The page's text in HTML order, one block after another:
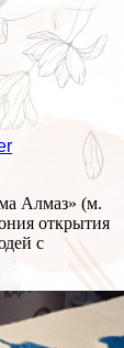
Алмаз» (м.
открытия
с